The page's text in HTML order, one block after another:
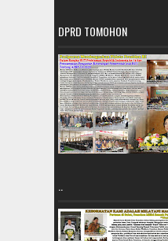
DPRD TOMOHON
..